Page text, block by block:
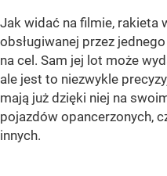
Jak widać na filmie, rakieta
obsługiwanej przez
na cel. Sam jej lot może
ale jest to niezwykle
mają już dzięki niej na
pojazdów opancerzonych,
innych.